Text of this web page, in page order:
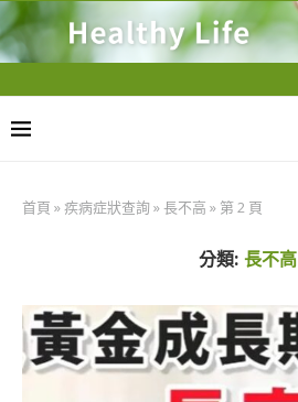
首頁 »疾病症狀查詢 »長不高 » 第 2 頁
分類: 長不高